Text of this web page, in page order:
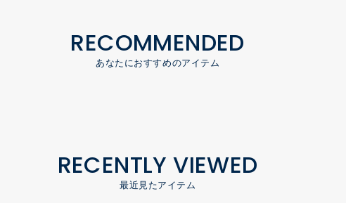
RECOMMENDED
あなたにおすすめのアイテム
RECENTLY VIEWED
最近見たアイテム